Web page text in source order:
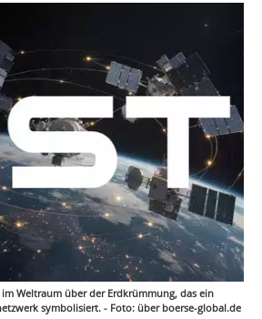
Weltraum über der Erdkrümmung, das ein
symbolisiert. - Foto: über boerse-global.de